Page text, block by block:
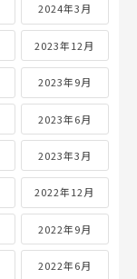
2024年3月
2023年12月
2023年9月
2023年6月
2023年3月
2022年12月
2022年9月
2022年6月